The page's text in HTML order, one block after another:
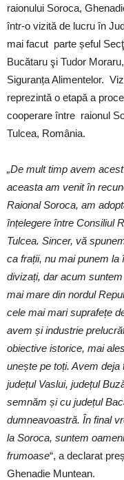
raionului Soroca,
într-o vizită de lucru în
mai facut parte șeful
Bucătaru şi Tudor
Siguranța Alimentelor.
reprezintă o etapă a
cooperare între raionul
Tulcea, România.
„De mult timp avem
aceasta am venit în
Raional Soroca, am
înțelegere între Consiliul
Tulcea. Sincer, vă
ca frații, nu mai punem la
divizați, dar acum
mai mare din nordul
cele mai mari suprafețe
avem și industrie
obiective istorice, mai
unește pe toți. Avem
județul Vaslui, județul
semnăm și cu județul
dumneavoastră. În final
la Soroca, suntem
frumoase“, a declarat
Ghenadie Muntean.